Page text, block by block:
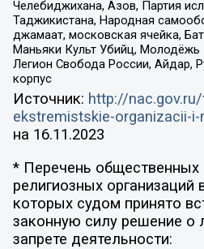
Челебиджихана, Азов, Партия
Таджикистана, Народная
джамаат, московская ячейка,
Маньяки Культ Убийц, Молодёжь
Легион Свобода России, Айдар,
корпус
Источник: http://
ekstremistskie-organizacii-i-
на 16.11.2023
* Перечень общественных
религиозных организаций
которых судом принято
законную силу решение о
запрете деятельности: